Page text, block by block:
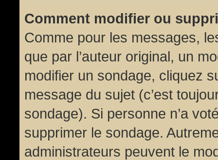
Comment modifier ou
Comme pour les messages,
que par l’auteur original, un
modifier un sondage, cliquez
message du sujet (c’est
sondage). Si personne n’a
supprimer le sondage.
administrateurs peuvent le